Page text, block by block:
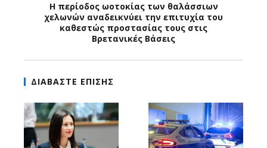
Η περίοδος ωοτοκίας των θαλάσσιων
χελωνών αναδεικνύει την επιτυχία του
καθεστώς προστασίας τους στις
Βρετανικές Βάσεις
ΔΙΑΒΑΣΤΕ ΕΠΙΣΗΣ